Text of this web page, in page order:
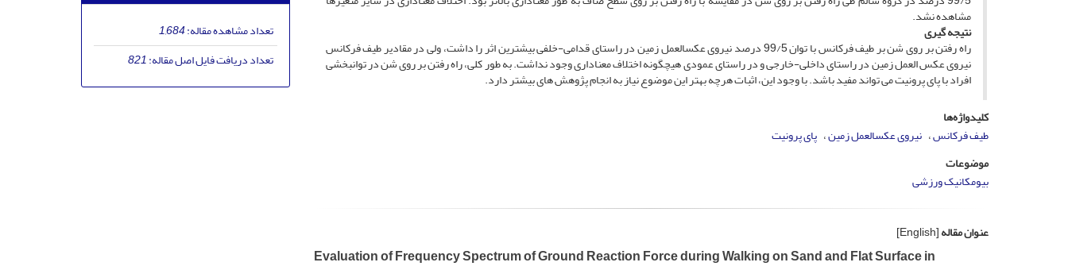
مشاهده نشد.
نتیجه­ گیری
راه رفتن بر روی شن بر طیف فرکانس با توان 99/5 درصد نیروی عکس­العمل زمین در راستای قدامی-خلفی بیشترین اثر را داشت، ولی در مقادیر طیف فرکانس
نیروی عکس ­العمل زمین در راستای داخلی-خارجی و در راستای عمودی هیچ­گونه اختلاف معناداری وجود نداشت. به­ طور کلی، راه رفتن بر روی شن در توانبخشی
افراد با پای پرونیت می­ تواند مفید باشد. با وجود این، اثبات هرچه بهتر این موضوع نیاز به انجام پژوهش ­های بیشتر دارد.
کلیدواژه‌ها
طیف فرکانس نیروی عکس­العمل زمین پای پرونیت
موضوعات
بیومکانیک ورزشی
عنوان مقاله[English]
Evaluation of Frequency Spectrum of Ground Reaction Force during Walking on Sand and Flat Surface in
تعداد مشاهده مقاله:1,684
تعداد دریافت فایل اصل مقاله:821